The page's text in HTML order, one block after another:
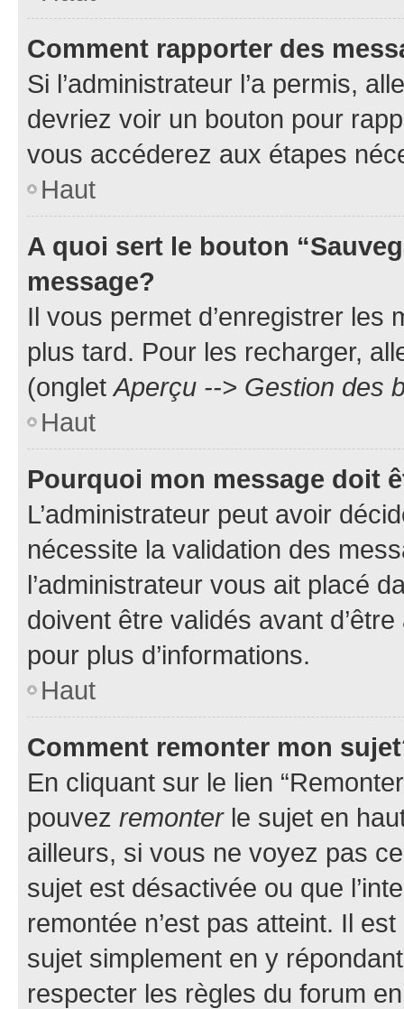
Comment rapporter des
Si l’administrateur l’a permis,
devriez voir un bouton pour
vous accéderez aux étapes
Haut
A quoi sert le bouton
message?
Il vous permet d’enregistrer
plus tard. Pour les recharger,
(ongletAperçu --> Gestion des
Haut
Pourquoi mon message doit
L’administrateur peut avoir
nécessite la validation des
l’administrateur vous ait placé
doivent être validés avant
pour plus d’informations.
Haut
Comment remonter mon
En cliquant sur le lien
pouvez remonterle sujet en
ailleurs, si vous ne voyez pas
sujet est désactivée ou que
remontée n’est pas atteint. Il
sujet simplement en y
respecter les règles du forum